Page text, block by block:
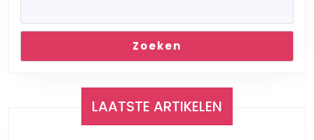
Zoeken
LAATSTE ARTIKELEN